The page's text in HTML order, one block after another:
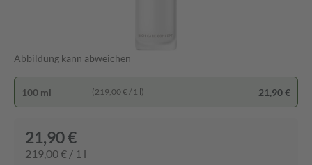
Abbildung kann abweichen
100 ml (219,00 € / 1 l) 21,90 €
21,90 €
219,00 € / 1 l